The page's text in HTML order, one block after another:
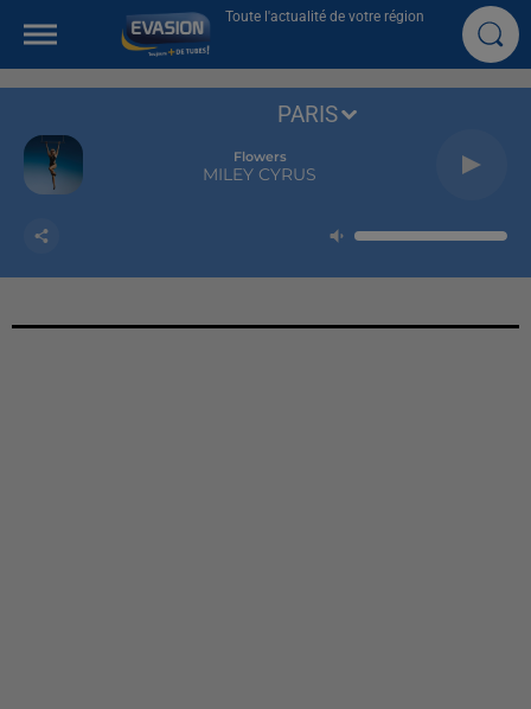
Toute l'actualité de votre région
Flowers
MILEY CYRUS
PARIS